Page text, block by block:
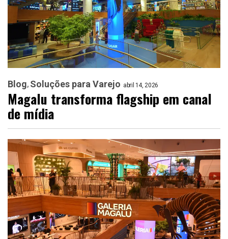
Blog Soluções para Varejo abril 14, 2026
Magalu transforma flagship em canal
de mídia